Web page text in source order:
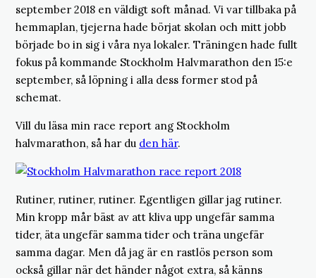
september 2018 en väldigt soft månad. Vi var tillbaka på
hemmaplan, tjejerna hade börjat skolan och mitt jobb
började bo in sig i våra nya lokaler. Träningen hade fullt
fokus på kommande Stockholm Halvmarathon den 15:e
september, så löpning i alla dess former stod på
schemat.
Vill du läsa min race report ang Stockholm
halvmarathon, så har du den här.
Rutiner, rutiner, rutiner. Egentligen gillar jag rutiner.
Min kropp mår bäst av att kliva upp ungefär samma
tider, äta ungefär samma tider och träna ungefär
samma dagar. Men då jag är en rastlös person som
också gillar när det händer något extra, så känns